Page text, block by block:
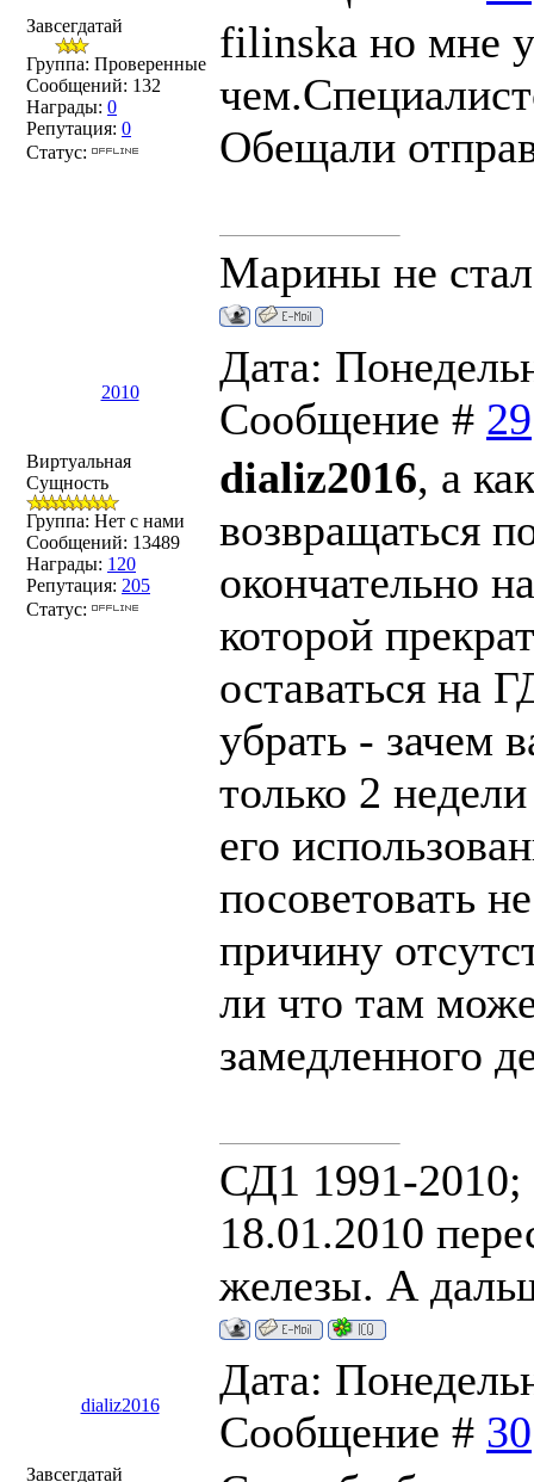
Завсегдатай
Группа: Проверенные
Сообщений: 132
Награды: 0
Репутация: 0
Статус:
filinska но мне
Обещали
Марины не
2010
Дата:
Сообщение # 29
Виртуальная
Сущность
Группа: Нет с нами
Сообщений: 13489
Награды: 120
Репутация: 205
Статус:
dializ2016, а
возвращаться
окончательно
которой
оставаться на
убрать - зачем
только 2
его
посоветовать
причину
ли что там
замедленного
СД1 1991-
18.01.2010
железы. А
dializ2016
Дата:
Сообщение # 30
Завсегдатай